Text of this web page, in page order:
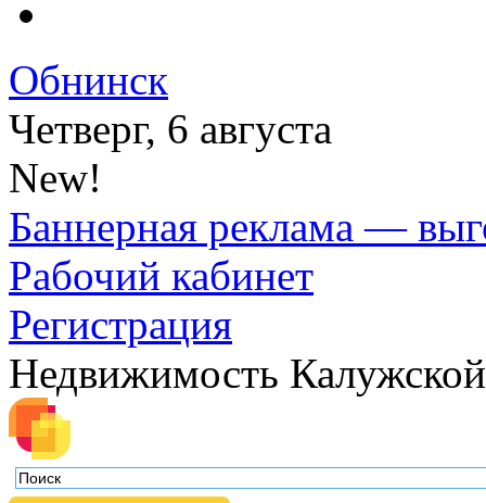
Обнинск
Четверг, 6 августа
New!
Баннерная реклама —
Рабочий кабинет
Регистрация
Недвижимость